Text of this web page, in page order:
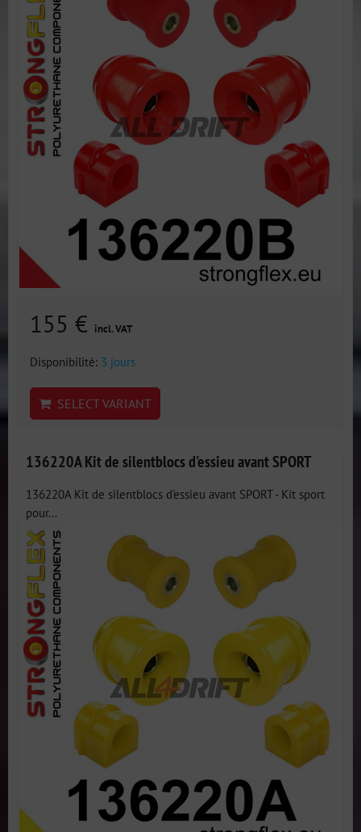
155 € incl. VAT
Disponibilité: 3 jours
SELECT VARIANT
136220A Kit de silentblocs d'essieu avant SPORT
136220A Kit de silentblocs d'essieu avant SPORT - Kit sport
pour...